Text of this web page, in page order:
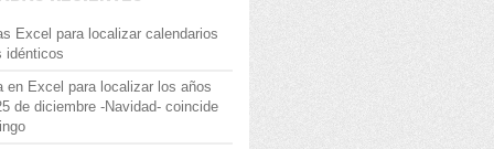
Excel para localizar calendarios
idénticos
en Excel para localizar los años
de diciembre -Navidad- coincide